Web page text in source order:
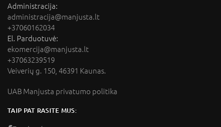
Administracija:
administracija@manjusta.lt
+37060162034
El. Parduotuvė:
ekomercija@manjusta.lt
+37063239519
Veiverių g. 150, 46391 Kaunas.
UAB Manjusta privatumo politika
TAIP PAT RASITE MUS: